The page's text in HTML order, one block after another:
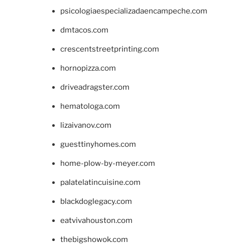
psicologiaespecializadaencampeche.com
dmtacos.com
crescentstreetprinting.com
hornopizza.com
driveadragster.com
hematologa.com
lizaivanov.com
guesttinyhomes.com
home-plow-by-meyer.com
palatelatincuisine.com
blackdoglegacy.com
eatvivahouston.com
thebigshowok.com